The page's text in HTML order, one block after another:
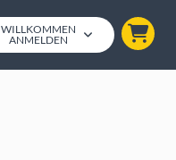
WILLKOMMEN
ANMELDEN